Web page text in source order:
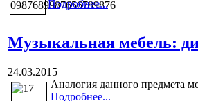
Подробнее...
Музыкальная мебель:
24.03.2015
Аналогия данного предмета
Подробнее...